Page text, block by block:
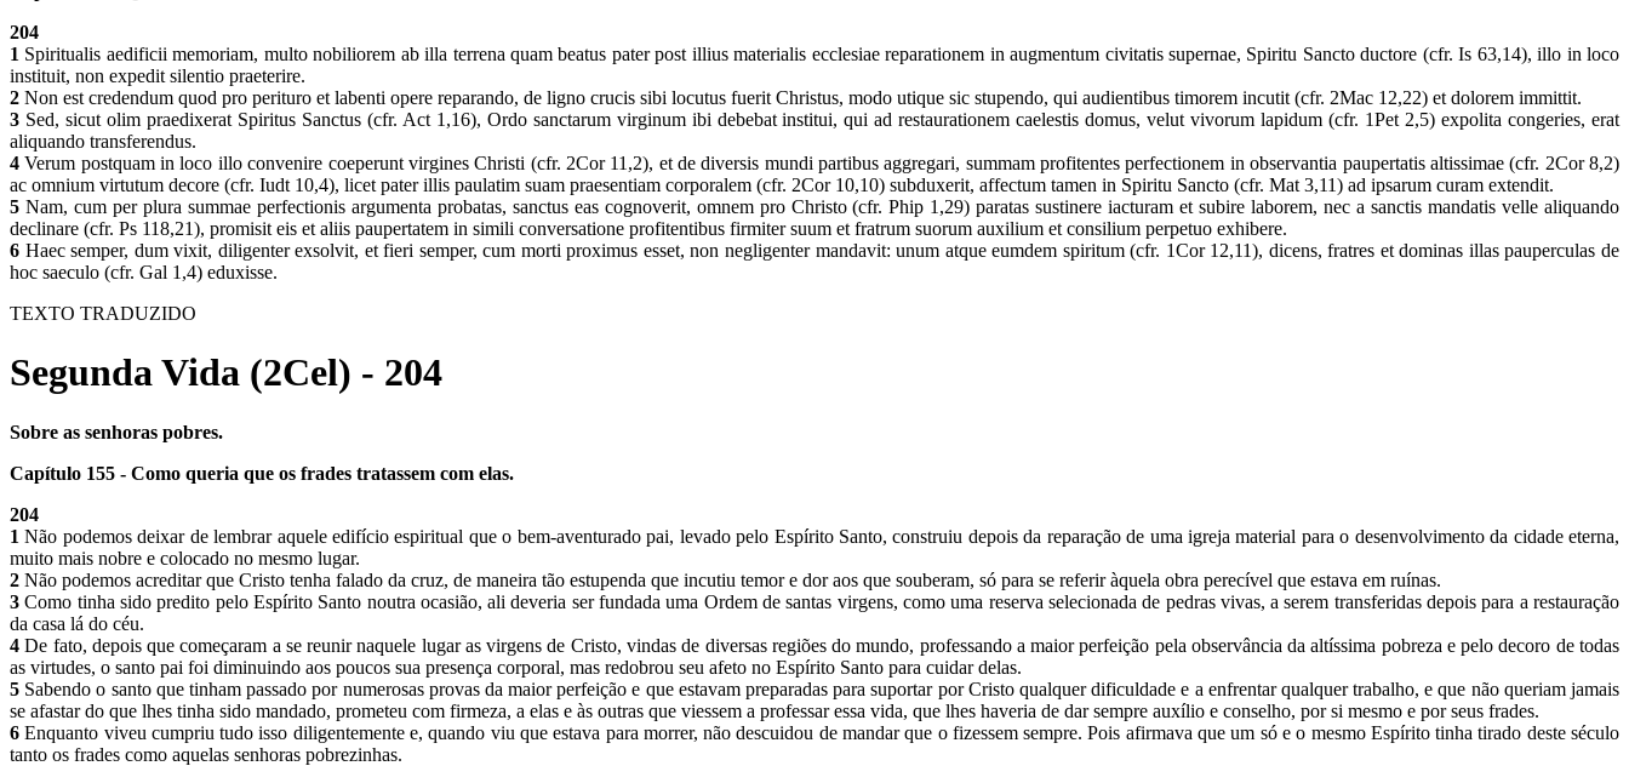
204
1 Spiritualis aedificii memoriam, multo nobiliorem ab illa terrena quam beatus pater post illius materialis ecclesiae reparationem in augmentum civitatis supernae, Spiritu Sancto ductore (cfr. Is 63,14), illo in loco
instituit, non expedit silentio praeterire.
2 Non est credendum quod pro perituro et labenti opere reparando, de ligno crucis sibi locutus fuerit Christus, modo utique sic stupendo, qui audientibus timorem incutit (cfr. 2Mac 12,22) et dolorem immittit.
3 Sed, sicut olim praedixerat Spiritus Sanctus (cfr. Act 1,16), Ordo sanctarum virginum ibi debebat institui, qui ad restaurationem caelestis domus, velut vivorum lapidum (cfr. 1Pet 2,5) expolita congeries, erat
aliquando transferendus.
4 Verum postquam in loco illo convenire coeperunt virgines Christi (cfr. 2Cor 11,2), et de diversis mundi partibus aggregari, summam profitentes perfectionem in observantia paupertatis altissimae (cfr. 2Cor 8,2)
ac omnium virtutum decore (cfr. Iudt 10,4), licet pater illis paulatim suam praesentiam corporalem (cfr. 2Cor 10,10) subduxerit, affectum tamen in Spiritu Sancto (cfr. Mat 3,11) ad ipsarum curam extendit.
5 Nam, cum per plura summae perfectionis argumenta probatas, sanctus eas cognoverit, omnem pro Christo (cfr. Phip 1,29) paratas sustinere iacturam et subire laborem, nec a sanctis mandatis velle aliquando
declinare (cfr. Ps 118,21), promisit eis et aliis paupertatem in simili conversatione profitentibus firmiter suum et fratrum suorum auxilium et consilium perpetuo exhibere.
6 Haec semper, dum vixit, diligenter exsolvit, et fieri semper, cum morti proximus esset, non negligenter mandavit: unum atque eumdem spiritum (cfr. 1Cor 12,11), dicens, fratres et dominas illas pauperculas de
hoc saeculo (cfr. Gal 1,4) eduxisse.
TEXTO TRADUZIDO
Segunda Vida (2Cel) - 204
Sobre as senhoras pobres.
Capítulo 155 - Como queria que os frades tratassem com elas.
204
1 Não podemos deixar de lembrar aquele edifício espiritual que o bem-aventurado pai, levado pelo Espírito Santo, construiu depois da reparação de uma igreja material para o desenvolvimento da cidade eterna,
muito mais nobre e colocado no mesmo lugar.
2 Não podemos acreditar que Cristo tenha falado da cruz, de maneira tão estupenda que incutiu temor e dor aos que souberam, só para se referir àquela obra perecível que estava em ruínas.
3 Como tinha sido predito pelo Espírito Santo noutra ocasião, ali deveria ser fundada uma Ordem de santas virgens, como uma reserva selecionada de pedras vivas, a serem transferidas depois para a restauração
da casa lá do céu.
4 De fato, depois que começaram a se reunir naquele lugar as virgens de Cristo, vindas de diversas regiões do mundo, professando a maior perfeição pela observância da altíssima pobreza e pelo decoro de todas
as virtudes, o santo pai foi diminuindo aos poucos sua presença corporal, mas redobrou seu afeto no Espírito Santo para cuidar delas.
5 Sabendo o santo que tinham passado por numerosas provas da maior perfeição e que estavam preparadas para suportar por Cristo qualquer dificuldade e a enfrentar qualquer trabalho, e que não queriam jamais
se afastar do que lhes tinha sido mandado, prometeu com firmeza, a elas e às outras que viessem a professar essa vida, que lhes haveria de dar sempre auxílio e conselho, por si mesmo e por seus frades.
6 Enquanto viveu cumpriu tudo isso diligentemente e, quando viu que estava para morrer, não descuidou de mandar que o fizessem sempre. Pois afirmava que um só e o mesmo Espírito tinha tirado deste século
tanto os frades como aquelas senhoras pobrezinhas.